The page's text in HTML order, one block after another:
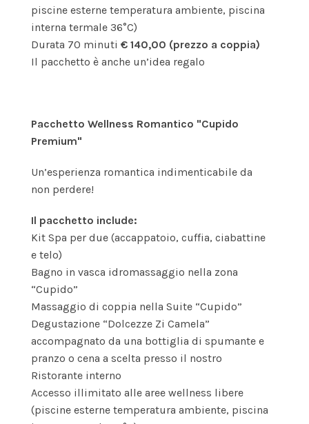
piscine esterne temperatura ambiente, piscina
interna termale 36°C)
Durata 70 minuti € 140,00 (prezzo a coppia)
Il pacchetto è anche un’idea regalo
Pacchetto Wellness Romantico "Cupido
Premium"
Un’esperienza romantica indimenticabile da
non perdere!
Il pacchetto include:
Kit Spa per due (accappatoio, cuffia, ciabattine
e telo)
Bagno in vasca idromassaggio nella zona
“Cupido”
Massaggio di coppia nella Suite “Cupido”
Degustazione “Dolcezze Zi Camela”
accompagnato da una bottiglia di spumante e
pranzo o cena a scelta presso il nostro
Ristorante interno
Accesso illimitato alle aree wellness libere
(piscine esterne temperatura ambiente, piscina